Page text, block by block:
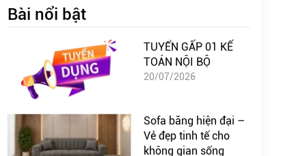
Bài nổi bật
TUYỂN GẤP 01 KẾ
TOÁN NỘI BỘ
20/07/2026
Sofa băng hiện đại –
Vẻ đẹp tinh tế cho
không gian sống